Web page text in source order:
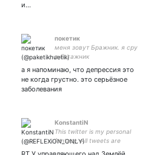
и…
покетик
меня зовут Бражник. я сру
в багажник
а я напоминаю, что депрессия это
не когда грустно. это серьёзное
заболевания
KonstantiN
This twitter is my personal
fantasy. All tweets are
fiction, coincidences with